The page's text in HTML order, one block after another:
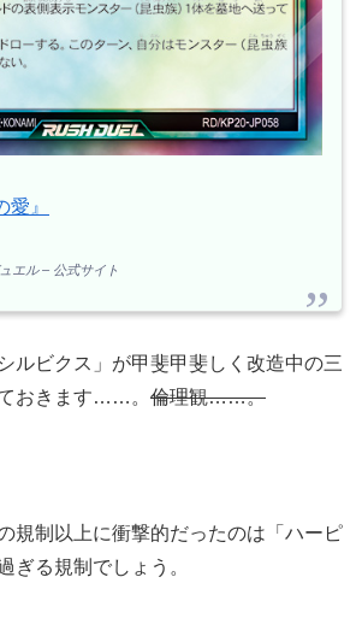
』
エル – 公式サイト
ルビクス」が甲斐甲斐しく改造中の三
おきます……。 倫理観……。
規制以上に衝撃的だったのは「ハーピ
ぎる規制でしょう。